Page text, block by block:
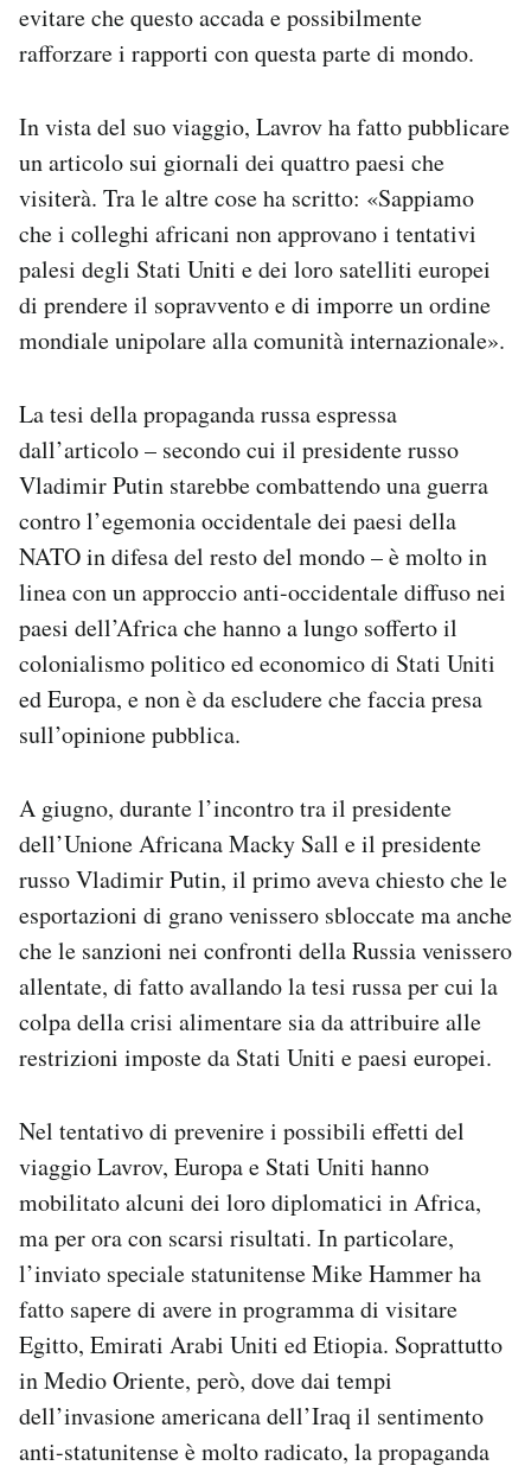
evitare che questo accada e possibilmente
rafforzare i rapporti con questa parte di mondo.
In vista del suo viaggio, Lavrov ha fatto pubblicare
un articolo sui giornali dei quattro paesi che
visiterà. Tra le altre cose ha scritto: «Sappiamo
che i colleghi africani non approvano i tentativi
palesi degli Stati Uniti e dei loro satelliti europei
di prendere il sopravvento e di imporre un ordine
mondiale unipolare alla comunità internazionale».
La tesi della propaganda russa espressa
dall’articolo – secondo cui il presidente russo
Vladimir Putin starebbe combattendo una guerra
contro l’egemonia occidentale dei paesi della
NATO in difesa del resto del mondo – è molto in
linea con un approccio anti-occidentale diffuso nei
paesi dell’Africa che hanno a lungo sofferto il
colonialismo politico ed economico di Stati Uniti
ed Europa, e non è da escludere che faccia presa
sull’opinione pubblica.
A giugno, durante l’incontro tra il presidente
dell’Unione Africana Macky Sall e il presidente
russo Vladimir Putin, il primo aveva chiesto che le
esportazioni di grano venissero sbloccate ma anche
che le sanzioni nei confronti della Russia venissero
allentate, di fatto avallando la tesi russa per cui la
colpa della crisi alimentare sia da attribuire alle
restrizioni imposte da Stati Uniti e paesi europei.
Nel tentativo di prevenire i possibili effetti del
viaggio Lavrov, Europa e Stati Uniti hanno
mobilitato alcuni dei loro diplomatici in Africa,
ma per ora con scarsi risultati. In particolare,
l’inviato speciale statunitense Mike Hammer ha
fatto sapere di avere in programma di visitare
Egitto, Emirati Arabi Uniti ed Etiopia. Soprattutto
in Medio Oriente, però, dove dai tempi
dell’invasione americana dell’Iraq il sentimento
anti-statunitense è molto radicato, la propaganda